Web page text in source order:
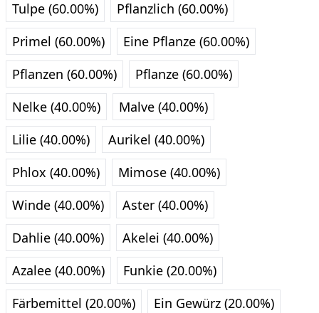
Tulpe (60.00%)
Pflanzlich (60.00%)
Primel (60.00%)
Eine Pflanze (60.00%)
Pflanzen (60.00%)
Pflanze (60.00%)
Nelke (40.00%)
Malve (40.00%)
Lilie (40.00%)
Aurikel (40.00%)
Phlox (40.00%)
Mimose (40.00%)
Winde (40.00%)
Aster (40.00%)
Dahlie (40.00%)
Akelei (40.00%)
Azalee (40.00%)
Funkie (20.00%)
Färbemittel (20.00%)
Ein Gewürz (20.00%)